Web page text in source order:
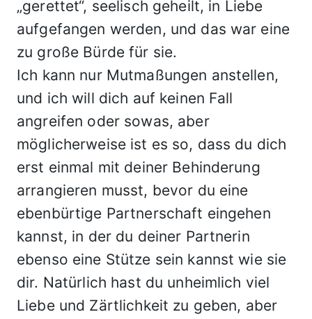
„gerettet“, seelisch geheilt, in Liebe
aufgefangen werden, und das war eine
zu große Bürde für sie.
Ich kann nur Mutmaßungen anstellen,
und ich will dich auf keinen Fall
angreifen oder sowas, aber
möglicherweise ist es so, dass du dich
erst einmal mit deiner Behinderung
arrangieren musst, bevor du eine
ebenbürtige Partnerschaft eingehen
kannst, in der du deiner Partnerin
ebenso eine Stütze sein kannst wie sie
dir. Natürlich hast du unheimlich viel
Liebe und Zärtlichkeit zu geben, aber